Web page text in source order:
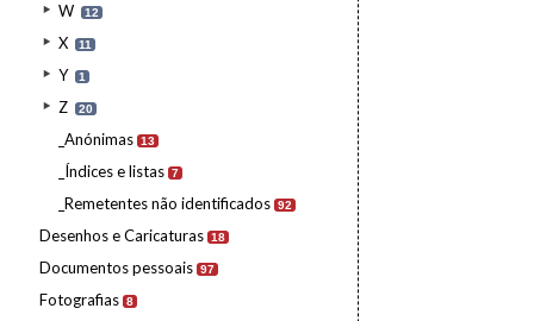
W 12
X 11
Y 1
Z 20
_Anónimas 13
_Índices e listas 7
_Remetentes não identificados 92
Desenhos e Caricaturas 18
Documentos pessoais 97
Fotografias 8